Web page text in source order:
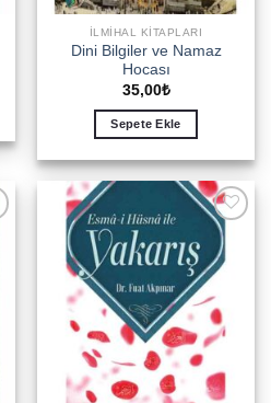
İLMIHAL KITAPLARI
Dini Bilgiler ve Namaz
Hocası
35,00₺
Sepete Ekle
Add to
wishlist